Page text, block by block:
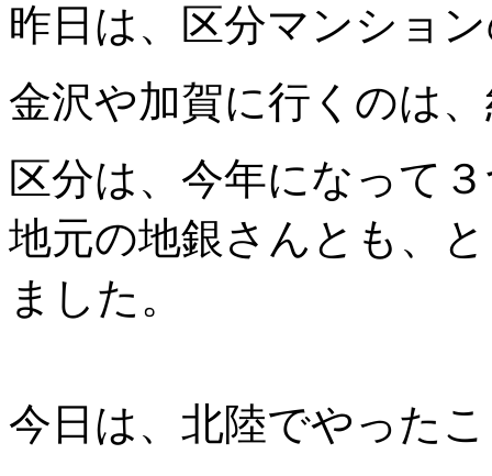
昨日は、区分マンショ
金沢や加賀に行くのは
区分は、今年になって
地元の地銀さんとも、
ました。
今日は、北陸でやった